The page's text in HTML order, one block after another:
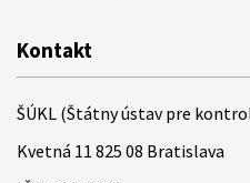
Kontakt
ŠÚKL (Štátny ústav pre
Kvetná 11 825 08 Bratislava